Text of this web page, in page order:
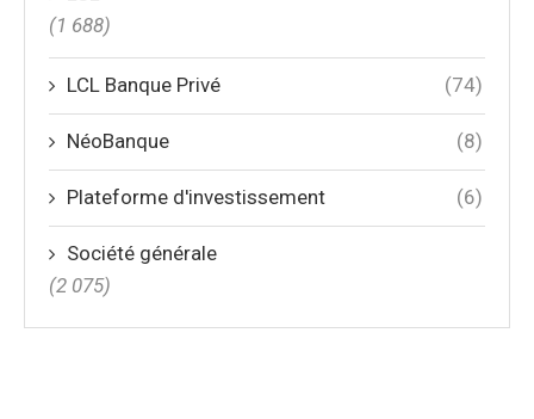
(1 688)
LCL Banque Privé (74)
NéoBanque (8)
Plateforme d'investissement (6)
Société générale
(2 075)